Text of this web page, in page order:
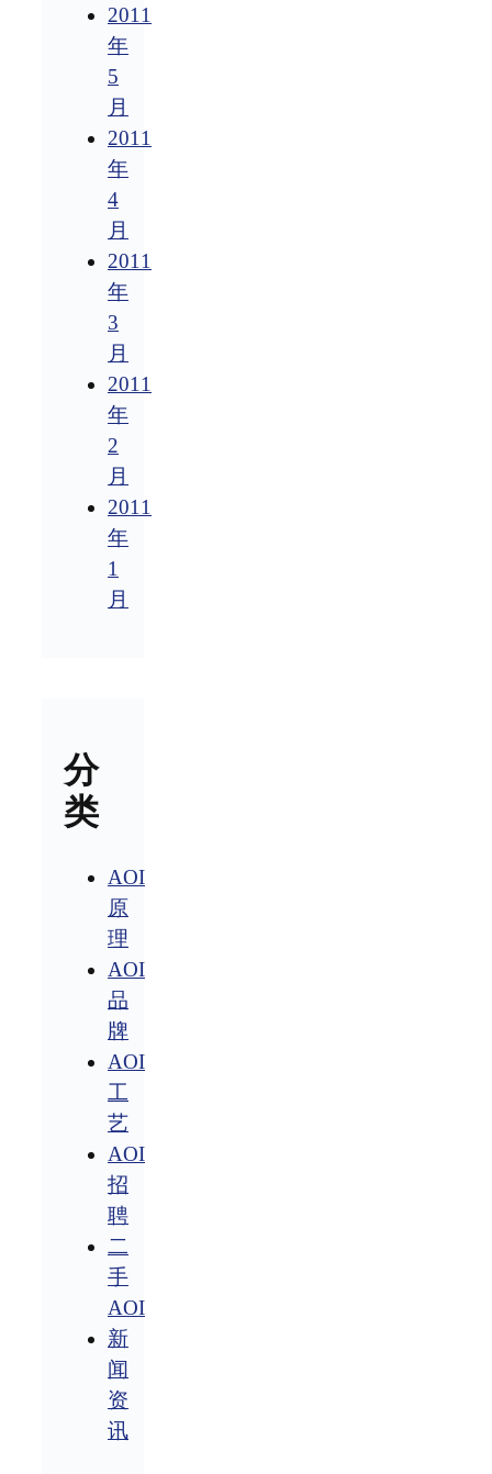
2011
年
5
月
2011
年
4
月
2011
年
3
月
2011
年
2
月
2011
年
1
月
分
类
AOI
原
理
AOI
品
牌
AOI
工
艺
AOI
招
聘
二
手
AOI
新
闻
资
讯